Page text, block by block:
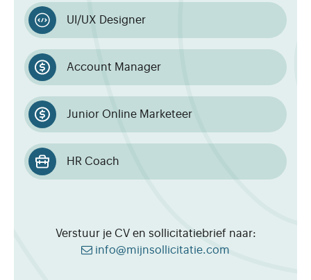
UI/UX Designer
Account Manager
Junior Online Marketeer
HR Coach
Verstuur je CV en sollicitatiebrief naar:
info@mijnsollicitatie.com